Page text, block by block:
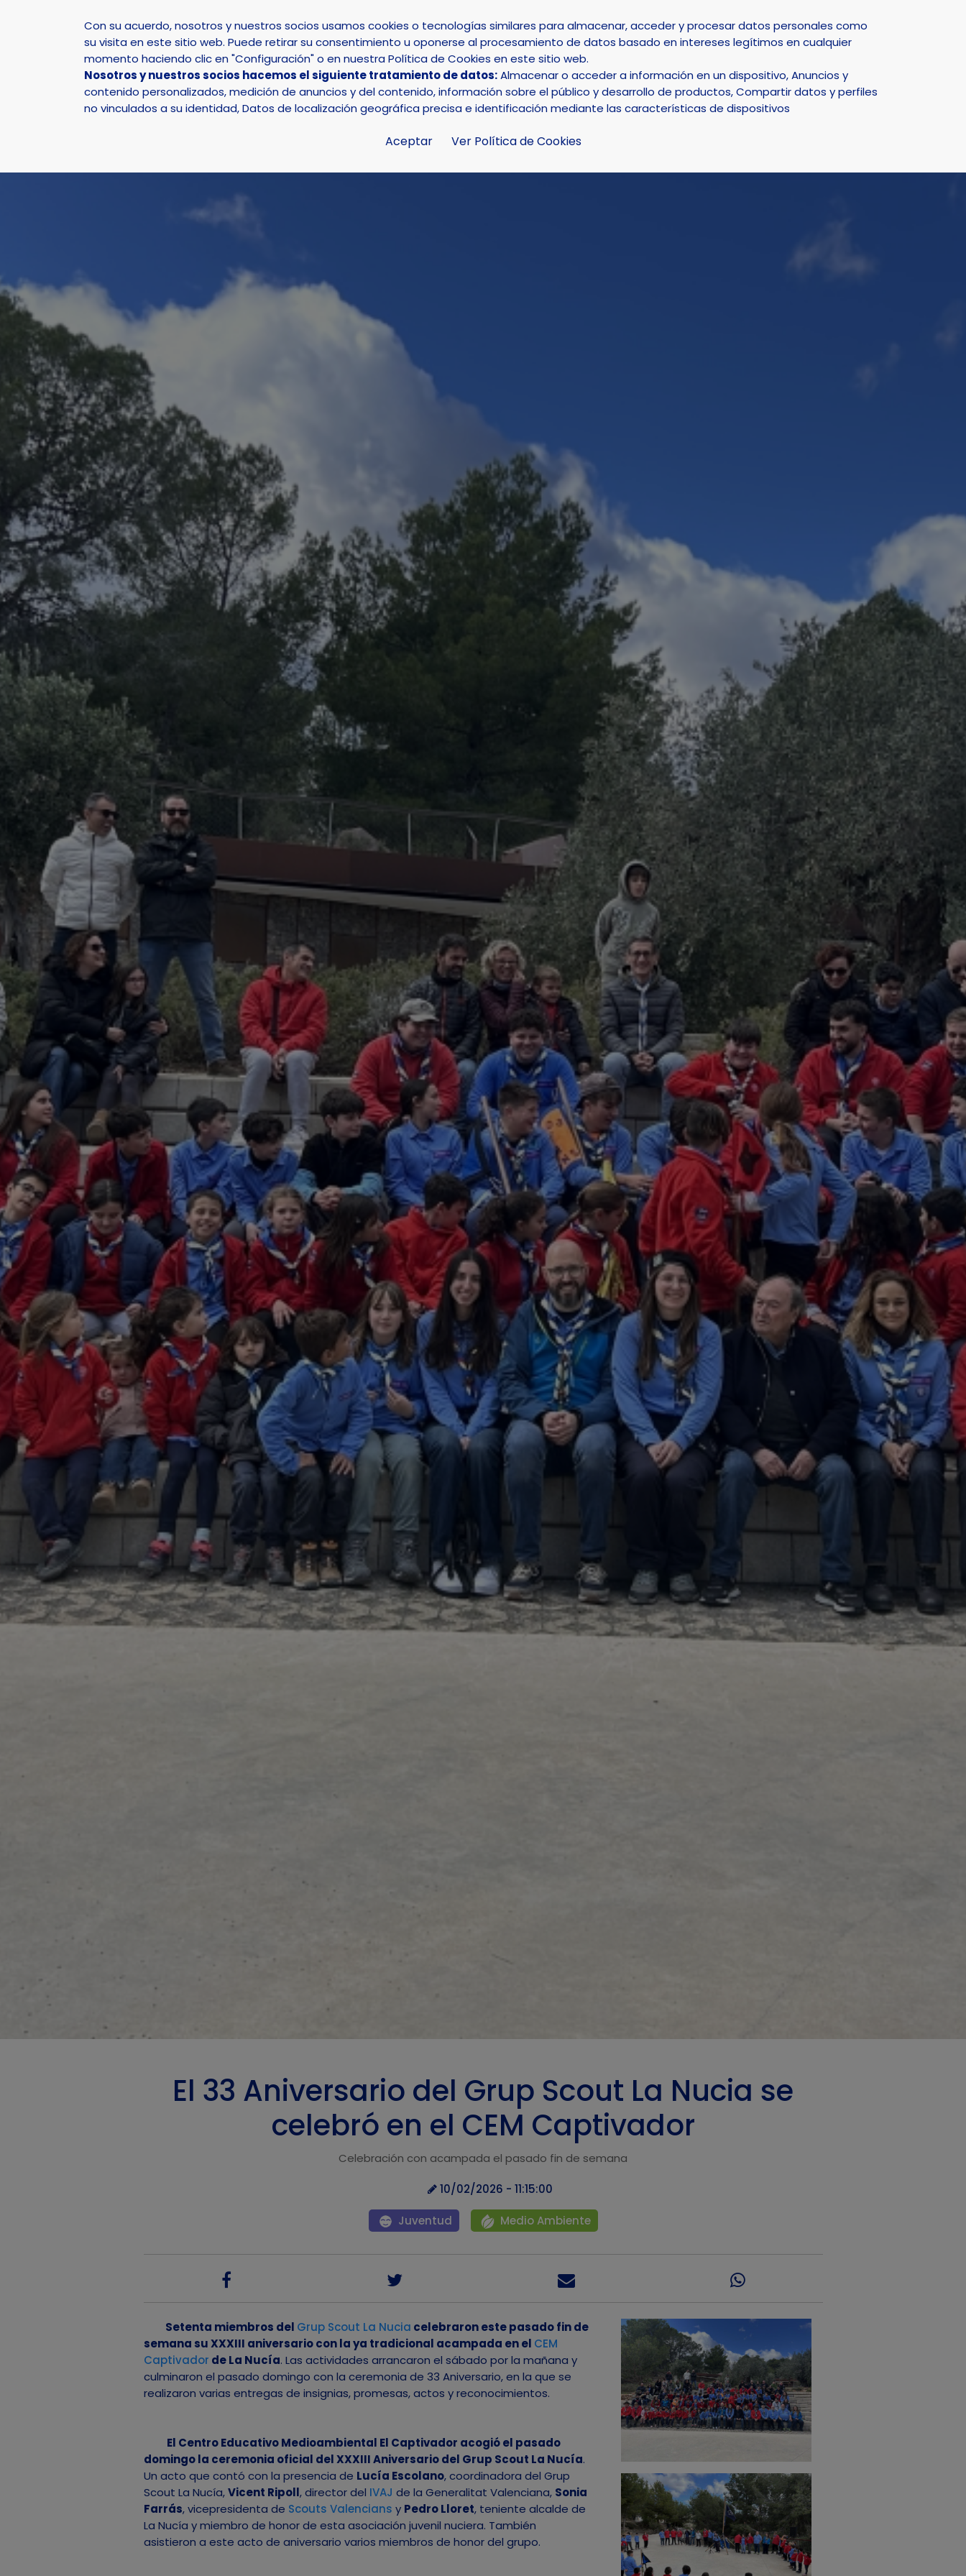
Select Language
INICIO AYUNTAMIENTO LA NUCÍA DEPORTE NATURALEZA SMART CITY
Con su acuerdo, nosotros y nuestros socios usamos cookies o tecnologías similares para almacenar, acceder y procesar datos personales como
su visita en este sitio web. Puede retirar su consentimiento u oponerse al procesamiento de datos basado en intereses legítimos en cualquier
momento haciendo clic en "Configuración" o en nuestra Política de Cookies en este sitio web.
Nosotros y nuestros socios hacemos el siguiente tratamiento de datos:Almacenar o acceder a información en un dispositivo, Anuncios y
contenido personalizados, medición de anuncios y del contenido, información sobre el público y desarrollo de productos, Compartir datos y perfiles
no vinculados a su identidad, Datos de localización geográfica precisa e identificación mediante las características de dispositivos
Aceptar Ver Política de Cookies
Actualidad Noticias Noticia - El 33 Aniversario del Grup Scout La Nucia se celebró en el CEM Captivador
El 33 Aniversario del Grup Scout La Nucia se
celebró en el CEM Captivador
Celebración con acampada el pasado fin de semana
10/02/2026 - 11:15:00
Juventud Medio Ambiente
Setenta miembros del Grup Scout La Nucia celebraron este pasado fin de
semana su XXXIII aniversario con la ya tradicional acampada en el CEM
Captivador de La Nucía. Las actividades arrancaron el sábado por la mañana y
culminaron el pasado domingo con la ceremonia de 33 Aniversario, en la que se
realizaron varias entregas de insignias, promesas, actos y reconocimientos.
El Centro Educativo Medioambiental El Captivador acogió el pasado
domingo la ceremonia oficial del XXXIII Aniversario del Grup Scout La Nucía.
Un acto que contó con la presencia de Lucía Escolano, coordinadora del Grup
Scout La Nucía,Vicent Ripoll, director del IVAJ de la Generalitat Valenciana, Sonia
Farrás, vicepresidenta de Scouts Valencians y Pedro Lloret, teniente alcalde de
La Nucía y miembro de honor de esta asociación juvenil nuciera. También
asistieron a este acto de aniversario varios miembros de honor del grupo.